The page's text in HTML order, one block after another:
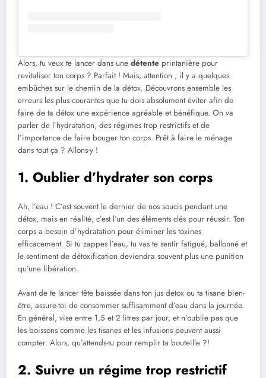
Alors, tu veux te lancer dans une détente printanière pour
revitaliser ton corps ? Parfait ! Mais, attention ; il y a quelques
embûches sur le chemin de la détox. Découvrons ensemble les
erreurs les plus courantes que tu dois absolument éviter afin de
faire de ta détox une expérience agréable et bénéfique. On va
parler de l’hydratation, des régimes trop restrictifs et de
l’importance de faire bouger ton corps. Prêt à faire le ménage
dans tout ça ? Allons-y !
1. Oublier d’hydrater son corps
Ah, l’eau ! C’est souvent le dernier de nos soucis pendant une
détox, mais en réalité, c’est l’un des éléments clés pour réussir. Ton
corps a besoin d’hydratation pour éliminer les toxines
efficacement. Si tu zappes l’eau, tu vas te sentir fatigué, ballonné et
le sentiment de détoxification deviendra souvent plus une punition
qu’une libération.
Avant de te lancer tête baissée dans ton jus detox ou ta tisane bien-
être, assure-toi de consommer suffisamment d’eau dans la journée.
En général, vise entre 1,5 et 2 litres par jour, et n’oublie pas que
les boissons comme les tisanes et les infusions peuvent aussi
compter. Alors, qu’attends-tu pour remplir ta bouteille ?!
2. Suivre un régime trop restrictif